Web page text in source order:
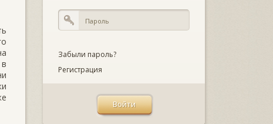
Забыли пароль?
Регистрация